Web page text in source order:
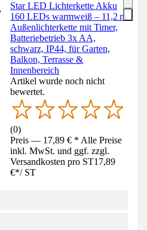
Star LED Lichterkette Akku
160 LEDs warmweiß – 11,2 m
Außenlichterkette mit Timer,
Batteriebetrieb 3x AA,
schwarz, IP44, für Garten,
Balkon, Terrasse &
Innenbereich
Artikel wurde noch nicht
bewertet.
(0)
Preis — 17,89 € * Alle Preise
inkl. MwSt. und ggf. zzgl.
Versandkosten pro ST17,89
€*/ ST